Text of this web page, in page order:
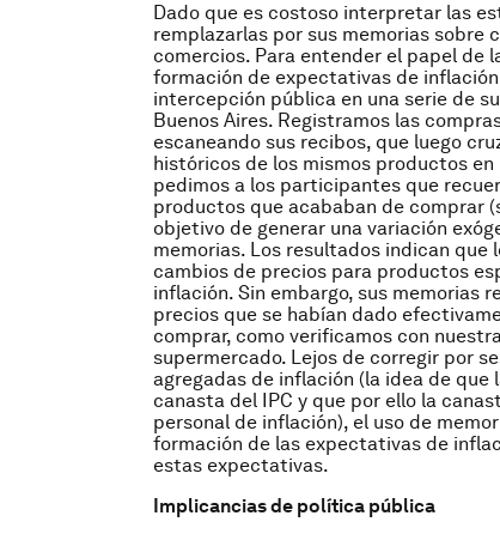
Dado que es costoso interpretar las
remplazarlas por sus memorias sobre
comercios. Para entender el papel de
formación de expectativas de
intercepción pública en una serie de
Buenos Aires. Registramos las
escaneando sus recibos, que luego
históricos de los mismos productos
pedimos a los participantes que
productos que acababan de comprar
objetivo de generar una variación
memorias. Los resultados indican que
cambios de precios para productos
inflación. Sin embargo, sus memorias
precios que se habían dado
comprar, como verificamos con
supermercado. Lejos de corregir por
agregadas de inflación (la idea de
canasta del IPC y que por ello la
personal de inflación), el uso de
formación de las expectativas de
estas expectativas.
Implicancias de política pública